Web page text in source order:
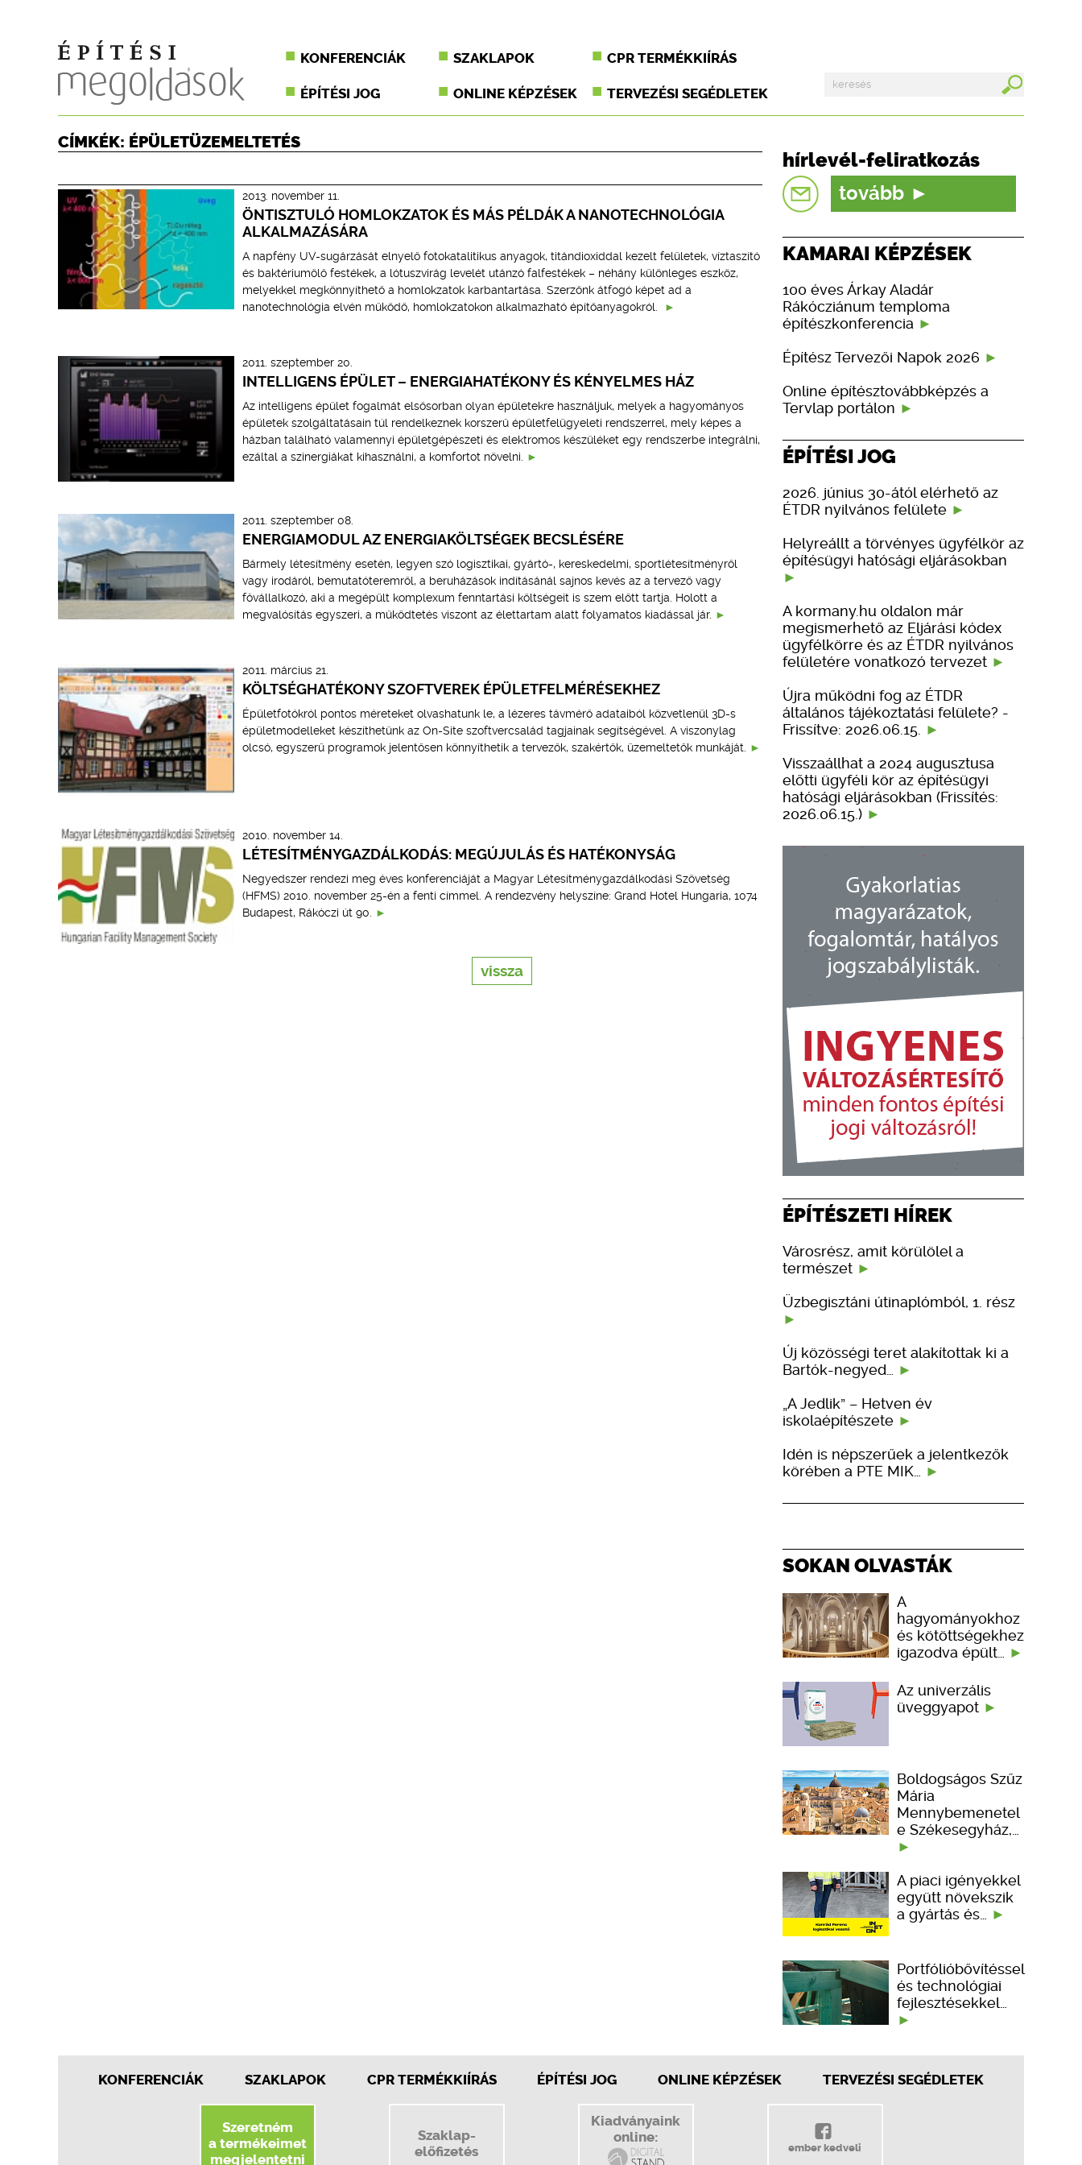
KONFERENCIÁK SZAKLAPOK CPR TERMÉKKIÍRÁS
ÉPÍTÉSI JOG ONLINE KÉPZÉSEK TERVEZÉSI SEGÉDLETEK
CÍMKÉK: ÉPÜLETÜZEMELTETÉS
2013. november 11.
ÖNTISZTULÓ HOMLOKZATOK ÉS MÁS PÉLDÁK A NANOTECHNOLÓGIA
ALKALMAZÁSÁRA
A napfény UV-sugárzását elnyelő fotokatalitikus anyagok, titándioxiddal kezelt felületek, víztaszító
és baktériumölő festékek, a lótuszvirág levelét utánzó falfestékek – néhány különleges eszköz,
melyekkel megkönnyíthető a homlokzatok karbantartása. Szerzőnk átfogó képet ad a
nanotechnológia elvén működő, homlokzatokon alkalmazható építőanyagokról.
2011. szeptember 20.
INTELLIGENS ÉPÜLET – ENERGIAHATÉKONY ÉS KÉNYELMES HÁZ
Az intelligens épület fogalmát elsősorban olyan épületekre használjuk, melyek a hagyományos
épületek szolgáltatásain túl rendelkeznek korszerű épületfelügyeleti rendszerrel, mely képes a
házban található valamennyi épületgépészeti és elektromos készüléket egy rendszerbe integrálni,
ezáltal a szinergiákat kihasználni, a komfortot növelni.
2011. szeptember 08.
ENERGIAMODUL AZ ENERGIAKÖLTSÉGEK BECSLÉSÉRE
Bármely létesítmény esetén, legyen szó logisztikai, gyártó-, kereskedelmi, sportlétesítményről
vagy irodáról, bemutatóteremről, a beruházások indításánál sajnos kevés az a tervező vagy
fővállalkozó, aki a megépült komplexum fenntartási költségeit is szem előtt tartja. Holott a
megvalósítás egyszeri, a működtetés viszont az élettartam alatt folyamatos kiadással jár.
2011. március 21.
KÖLTSÉGHATÉKONY SZOFTVEREK ÉPÜLETFELMÉRÉSEKHEZ
Épületfotókról pontos méreteket olvashatunk le, a lézeres távmérő adataiból közvetlenül 3D-s
épületmodelleket készíthetünk az On-Site szoftvercsalád tagjainak segítségével. A viszonylag
olcsó, egyszerű programok jelentősen könnyíthetik a tervezők, szakértők, üzemeltetők munkáját.
2010. november 14.
LÉTESÍTMÉNYGAZDÁLKODÁS: MEGÚJULÁS ÉS HATÉKONYSÁG
Negyedszer rendezi meg éves konferenciáját a Magyar Létesítménygazdálkodási Szövetség
(HFMS) 2010. november 25-én a fenti címmel. A rendezvény helyszíne: Grand Hotel Hungaria, 1074
Budapest, Rákóczi út 90.
vissza
hírlevél-feliratkozás
tovább
KAMARAI KÉPZÉSEK
100 éves Árkay Aladár
Rákócziánum temploma
építészkonferencia
Építész Tervezői Napok 2026
Online építésztovábbképzés a
Tervlap portálon
ÉPÍTÉSI JOG
2026. június 30-ától elérhető az
ÉTDR nyilvános felülete
Helyreállt a törvényes ügyfélkör az
építésügyi hatósági eljárásokban
A kormany.hu oldalon már
megismerhető az Eljárási kódex
ügyfélkörre és az ÉTDR nyilvános
felületére vonatkozó tervezet
Újra működni fog az ÉTDR
általános tájékoztatási felülete? -
Frissítve: 2026.06.15.
Visszaállhat a 2024 augusztusa
előtti ügyféli kör az építésügyi
hatósági eljárásokban (Frissítés:
2026.06.15.)
ÉPÍTÉSZETI HÍREK
Városrész, amit körülölel a
természet
Üzbegisztáni útinaplómból, 1. rész
Új közösségi teret alakítottak ki a
Bartók-negyed…
„A Jedlik” – Hetven év
iskolaépítészete
Idén is népszerűek a jelentkezők
körében a PTE MIK…
SOKAN OLVASTÁK
A
hagyományokhoz
és kötöttségekhez
igazodva épült…
Az univerzális
üveggyapot
Boldogságos Szűz
Mária
Mennybemenetel
e Székesegyház,…
A piaci igényekkel
együtt növekszik
a gyártás és…
Portfólióbővítéssel
és technológiai
fejlesztésekkel…
KONFERENCIÁK SZAKLAPOK CPR TERMÉKKIÍRÁS ÉPÍTÉSI JOG ONLINE KÉPZÉSEK TERVEZÉSI SEGÉDLETEK
Szeretném
a termékeimet
megjelentetni
Szaklap-
előfizetés
Kiadványaink
online:
ember kedveli